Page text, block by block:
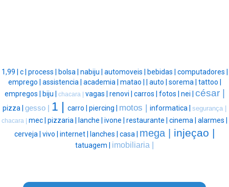
1,99 | c | process | bolsa | nabiju | automoveis | bebidas | computadores |
emprego | assistencia | academia | matao | | auto | sorema | tattoo |
empregos | biju | chacara | vagas | renovi | carros | fotos | nei | césar |
pizza | gesso | 1 | carro | piercing | motos | informatica | segurança |
chacara | mec | pizzaria | lanche | ivone | restaurante | cinema | alarmes |
cerveja | vivo | internet | lanches | casa | mega | injeçao |
tatuagem | imobiliaria |